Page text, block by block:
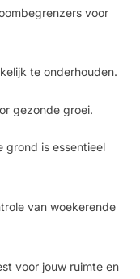
voor
te onderhouden.
gezonde groei.
grond is essentieel
van woekerende
voor jouw ruimte en